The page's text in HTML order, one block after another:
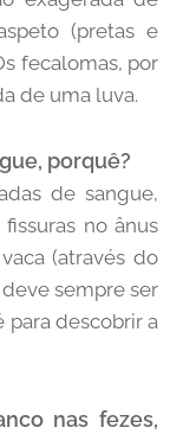
(pretas e
fecalomas, por
de uma luva.
porquê?
de sangue,
no ânus
(através do
sempre ser
para descobrir a
nas fezes,